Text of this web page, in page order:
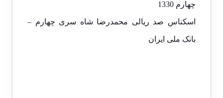
اسکناس صد ریالی محمدرضا شاه سری چهارم –
بانک ملی ایران